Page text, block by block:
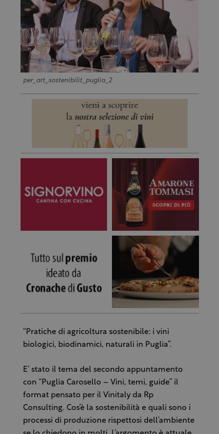
per_art_sostenibilit_puglia_2
“Pratiche di agricoltura sostenibile: i vini
biologici, biodinamici, naturali in Puglia”.
E’ stato il tema del secondo appuntamento
con “Puglia Carosello – Vini, temi, guide” il
format pensato per il Vinitaly da Rp
Consulting. Cos’è la sostenibilità e quali sono i
processi di produzione rispettosi dell’ambiente